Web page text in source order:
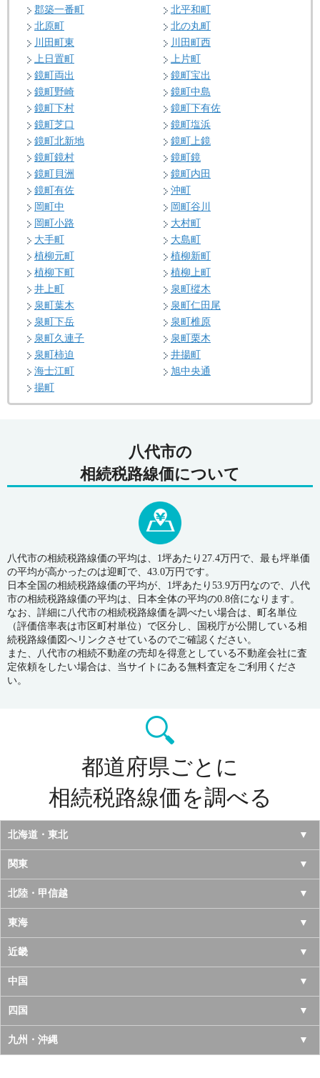
郡築一番町
北平和町
北原町
北の丸町
川田町東
川田町西
上日置町
上片町
鏡町両出
鏡町宝出
鏡町野崎
鏡町中島
鏡町下村
鏡町下有佐
鏡町芝口
鏡町塩浜
鏡町北新地
鏡町上鏡
鏡町鏡村
鏡町鏡
鏡町貝洲
鏡町内田
鏡町有佐
沖町
岡町中
岡町谷川
岡町小路
大村町
大手町
大島町
植柳元町
植柳新町
植柳下町
植柳上町
井上町
泉町樅木
泉町葉木
泉町仁田尾
泉町下岳
泉町椎原
泉町久連子
泉町栗木
泉町柿迫
井揚町
海士江町
旭中央通
揚町
八代市の
相続税路線価について
八代市の相続税路線価の平均は、1坪あたり27.4万円で、最も坪単価
の平均が高かったのは迎町で、43.0万円です。
日本全国の相続税路線価の平均が、1坪あたり53.9万円なので、八代
市の相続税路線価の平均は、日本全体の平均の0.8倍になります。
なお、詳細に八代市の相続税路線価を調べたい場合は、町名単位
（評価倍率表は市区町村単位）で区分し、国税庁が公開している相
続税路線価図へリンクさせているのでご確認ください。
また、八代市の相続不動産の売却を得意としている不動産会社に査
定依頼をしたい場合は、当サイトにある無料査定をご利用くださ
い。
都道府県ごとに
相続税路線価を調べる
北海道・東北
北海道
青森県
岩手県
宮城県
秋田県
山形県
福島県
関東
東京都
神奈川県
千葉県
埼玉県
茨城県
栃木県
北陸・甲信越
山梨県
長野県
新潟県
富山県
石川県
東海
愛知県
岐阜県
三重県
静岡県
近畿
大阪府
京都府
兵庫県
中国
鳥取県
島根県
四国
徳島県
九州・沖縄